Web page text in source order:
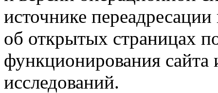
источнике переадресации
об открытых страницах
функционирования сайта
исследований.